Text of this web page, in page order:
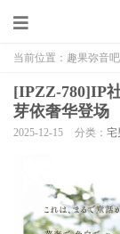
当前位置： 趣果弥音吧
[IPZZ-780]IP
芽依奢华登场
2025-12-15 分类： 宅